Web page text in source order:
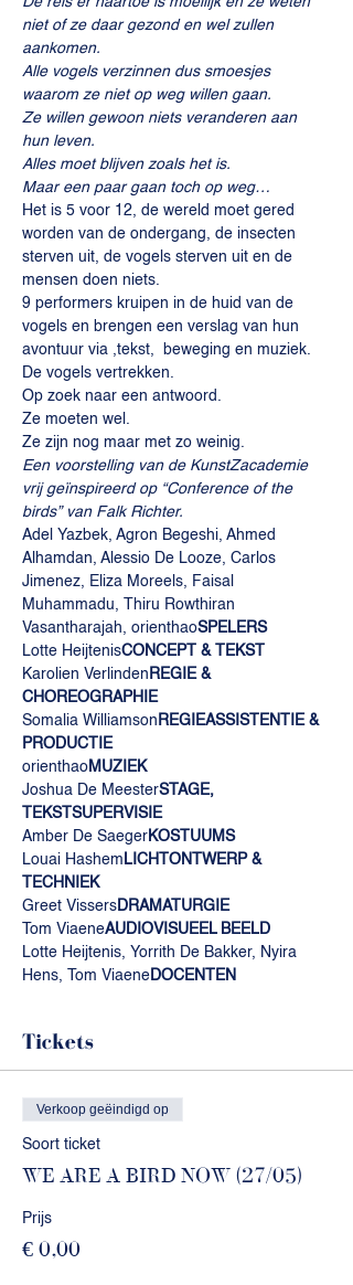
niet of ze daar gezond en wel zullen
aankomen.
Alle vogels verzinnen dus smoesjes
waarom ze niet op weg willen gaan.
Ze willen gewoon niets veranderen aan
hun leven.
Alles moet blijven zoals het is.
Maar een paar gaan toch op weg…
Het is 5 voor 12, de wereld moet gered
worden van de ondergang, de insecten
sterven uit, de vogels sterven uit en de
mensen doen niets.
9 performers kruipen in de huid van de
vogels en brengen een verslag van hun
avontuur via ,tekst,  beweging en muziek.
De vogels vertrekken.
Op zoek naar een antwoord.
Ze moeten wel.
Ze zijn nog maar met zo weinig.
Een voorstelling van de KunstZacademie
vrij geïnspireerd op “Conference of the
birds” van Falk Richter.
Adel Yazbek, Agron Begeshi, Ahmed
Alhamdan, Alessio De Looze, Carlos
Jimenez, Eliza Moreels, Faisal
Muhammadu, Thiru Rowthiran
Vasantharajah, orienthaoSPELERS
Lotte HeijtenisCONCEPT & TEKST
Karolien Verlinden REGIE &
CHOREOGRAPHIE
Somalia Williamson REGIEASSISTENTIE &
PRODUCTIE
orienthaoMUZIEK
Joshua De MeesterSTAGE,
TEKSTSUPERVISIE
Amber De Saeger KOSTUUMS
Louai Hashem LICHTONTWERP &
TECHNIEK
Greet Vissers DRAMATURGIE
Tom ViaeneAUDIOVISUEEL BEELD
Lotte Heijtenis, Yorrith De Bakker, Nyira
Hens, Tom Viaene DOCENTEN
Tickets
Verkoop geëindigd op
Soort ticket
WE ARE A BIRD NOW (27/05)
Prijs
€ 0,00